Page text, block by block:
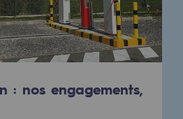
: nos engagements,